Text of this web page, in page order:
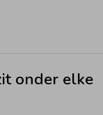
onder elke